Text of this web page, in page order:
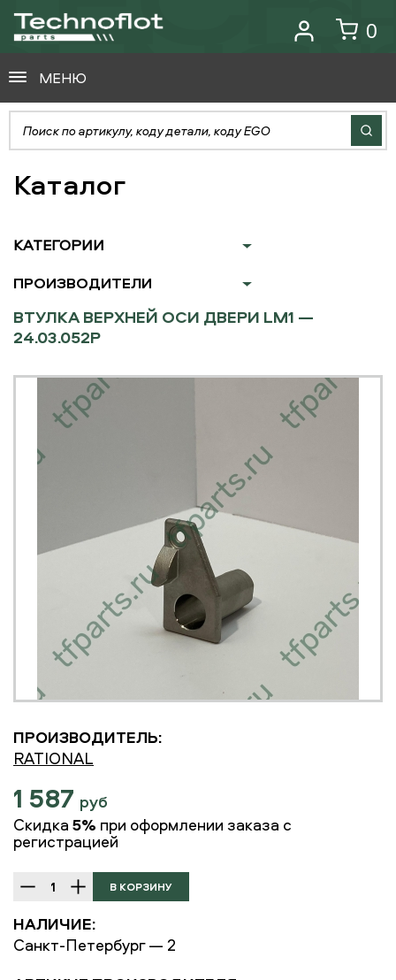
0
МЕНЮ
Каталог
КАТЕГОРИИ
ПРОИЗВОДИТЕЛИ
ВТУЛКА ВЕРХНЕЙ ОСИ ДВЕРИ LM1 —
24.03.052P
ПРОИЗВОДИТЕЛЬ:
RATIONAL
1 587 руб
Скидка 5% при оформлении заказа с
регистрацией
НАЛИЧИЕ:
Санкт-Петербург — 2